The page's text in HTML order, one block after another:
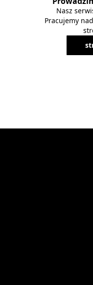
Nasz
Pracujemy